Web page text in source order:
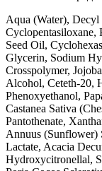
Aqua (Water),
Cyclopentasiloxane,
Seed Oil,
Glycerin, Sodium
Crosspolymer,
Alcohol, Ceteth-20,
Phenoxyethanol,
Castanea Sativa
Pantothenate,
Annuus (Sunflower)
Lactate, Acacia
Hydroxycitronellal,